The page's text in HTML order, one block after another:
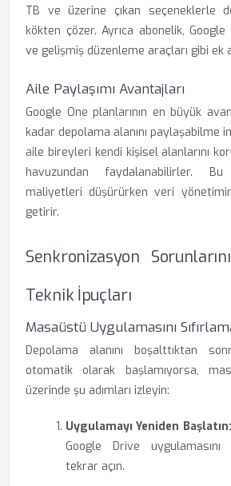
TB ve üzerine çıkan seçeneklerle
kökten çözer. Ayrıca abonelik,
ve gelişmiş düzenleme araçları gibi ek
Aile Paylaşımı Avantajları
Google One planlarının en büyük
kadar depolama alanını paylaşabilme
aile bireyleri kendi kişisel alanlarını
havuzundan faydalanabilirler.
maliyetleri düşürürken veri
getirir.
Senkronizasyon
Teknik İpuçları
Masaüstü Uygulamasını
Depolama alanını boşalttıktan
otomatik olarak başlamıyorsa,
üzerinde şu adımları izleyin:
Uygulamayı Yeniden Başlatın:
Google Drive
tekrar açın.